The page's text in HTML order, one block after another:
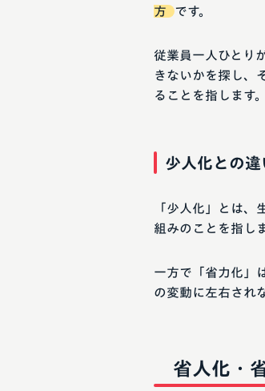
方
です。
従業員一人ひとり
きないかを探し、
ることを指します。
少人化との違
「少人化」とは
組みのことを指しま
一方で「省力化」
の変動に左右され
省人化・